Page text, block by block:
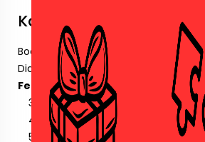
Kategorien
Boeken
Diamant paintingen.
Feestartikelen
30 Jaar
40 jaar
50 jaar